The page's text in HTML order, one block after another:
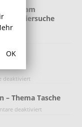
auch am
der Eiersuche
ein
deaktiviert
Thema Tasche
deaktiviert
OK